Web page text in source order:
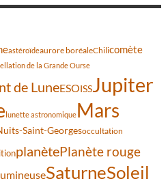
astéroïdeaurore boréaleChilicomète
de la Grande Ourse
de LuneESOISSJupiter
lunette astronomiqueMars
Saint-Georgesoccultation
planètePlanète rouge
SaturneSoleil